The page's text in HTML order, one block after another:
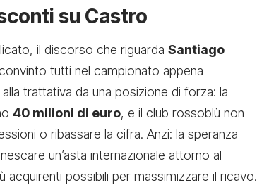
su Castro
il discorso che riguarda Santiago
tutti nel campionato appena
trattativa da una posizione di forza: la
40 milioni di euro, e il club rossoblù non
o ribassare la cifra. Anzi: la speranza
un’asta internazionale attorno al
possibili per massimizzare il ricavo.